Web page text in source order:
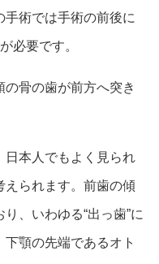
術では手術の前後に
必要です。
骨の歯が前方へ突き
本人でもよく見られ
えられます。前歯の傾
、いわゆる“出っ歯”に
顎の先端であるオト